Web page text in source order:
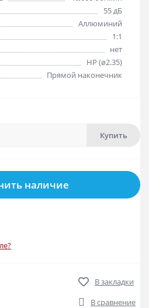
55 дБ
Аллюминий
1:1
нет
HP (ø2.35)
Прямой наконечник
Купить
наличие
В закладки
В сравнение